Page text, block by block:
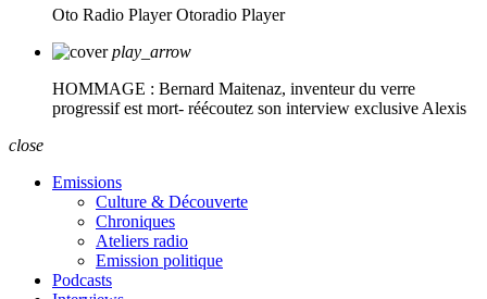
Oto Radio Player Otoradio Player
play_arrow
HOMMAGE : Bernard Maitenaz, inventeur du verre
progressif est mort- réécoutez son interview exclusive Alexis
close
Emissions
Culture & Découverte
Chroniques
Ateliers radio
Emission politique
Podcasts